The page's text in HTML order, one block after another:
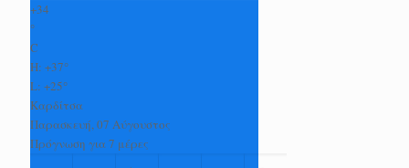
+34
°
C
H: +37°
L: +25°
Καρδίτσα
Παρασκευή, 07 Αύγουστος
Πρόγνωση για 7 μέρες